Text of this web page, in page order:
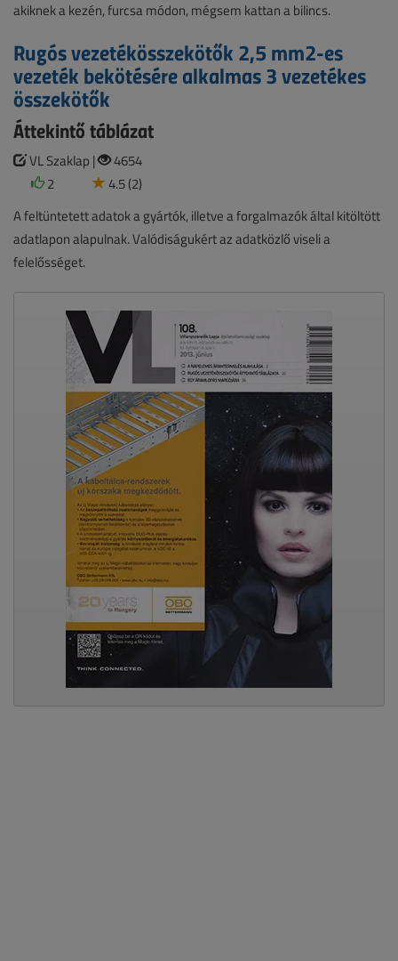
akiknek a kezén, furcsa módon, mégsem kattan a bilincs.
Rugós vezetékösszekötők 2,5 mm2-es
vezeték bekötésére alkalmas 3 vezetékes
összekötők
Áttekintő táblázat
VL Szaklap |
4654
2
4.5 (2)
A feltüntetett adatok a gyártók, illetve a forgalmazók által kitöltött
adatlapon alapulnak. Valódiságukért az adatközlő viseli a
felelősséget.